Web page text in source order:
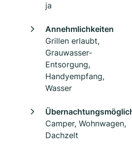
ja
Annehmlichkeiten
Grillen erlaubt,
Grauwasser-
Entsorgung,
Handyempfang,
Wasser
Camper, Wohnwagen,
Dachzelt